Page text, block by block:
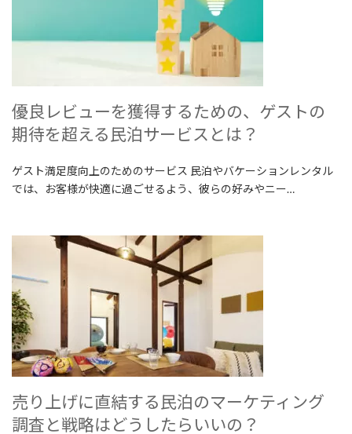
優良レビューを獲得するための、ゲストの
期待を超える民泊サービスとは？
ゲスト満足度向上のためのサービス 民泊やバケーションレンタル
では、お客様が快適に過ごせるよう、彼らの好みやニー…
売り上げに直結する民泊のマーケティング
調査と戦略はどうしたらいいの？